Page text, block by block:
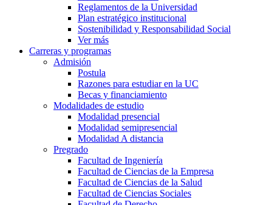
Reglamentos de la Universidad
Plan estratégico institucional
Sostenibilidad y Responsabilidad Social
Ver más
Carreras y programas
Admisión
Postula
Razones para estudiar en la UC
Becas y financiamiento
Modalidades de estudio
Modalidad presencial
Modalidad semipresencial
Modalidad A distancia
Pregrado
Facultad de Ingeniería
Facultad de Ciencias de la Empresa
Facultad de Ciencias de la Salud
Facultad de Ciencias Sociales